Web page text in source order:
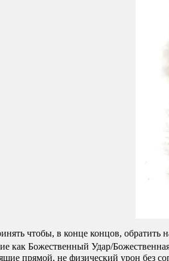
чтобы, в конце концов, обратить
как Божественный Удар/
прямой, не физический урон без